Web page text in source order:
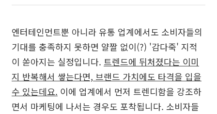
엔터테인먼트뿐 아니라 유통 업계에서도 소비자들의
기대를 충족하지 못하면 얄짤 없이(?) '감다죽' 지적
이 쏟아지는 실정입니다. 트렌드에 뒤처졌다는 이미
지 반복해서 쌓는다면, 브랜드 가치에도 타격을 입을
수 있는데요. 이에 업계에서 먼저 트렌디함을 강조하
면서 마케팅에 나서는 경우도 포착됩니다. 소비자들